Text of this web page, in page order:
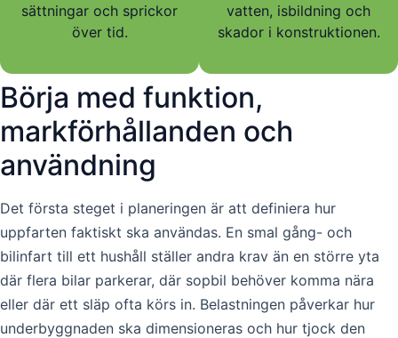
sättningar och sprickor
över tid.
vatten, isbildning och
skador i konstruktionen.
Börja med funktion,
markförhållanden och
användning
Det första steget i planeringen är att definiera hur
uppfarten faktiskt ska användas. En smal gång- och
bilinfart till ett hushåll ställer andra krav än en större yta
där flera bilar parkerar, där sopbil behöver komma nära
eller där ett släp ofta körs in. Belastningen påverkar hur
underbyggnaden ska dimensioneras och hur tjock den